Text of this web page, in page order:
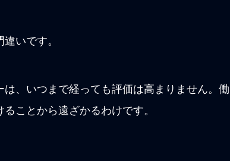
いです。
、いつまで経っても評価は高まりません。
ことから遠ざかるわけです。